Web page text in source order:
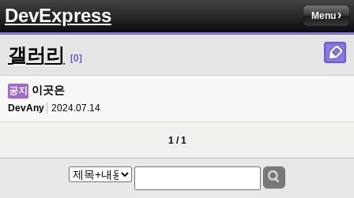
DevExpress Menu
갤러리 [0]
공지 이곳은
DevAny 2024.07.14
1 / 1